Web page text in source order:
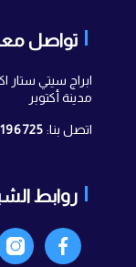
تواصل معنا
ابراج سيتي ستار
مدينة أكتوبر
اتصل بنا:
روابط
Facebook